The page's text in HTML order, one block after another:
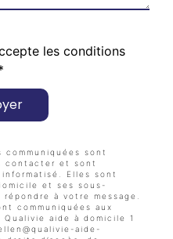
les conditions
sont
contacter et sont
Elles sont
et ses sous-
à votre message.
communiquées aux
aide à domicile 1
aide-